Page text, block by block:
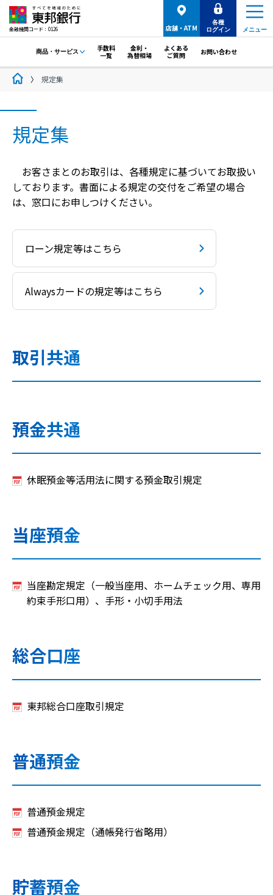
金融機関コード：0126 メニュー
店舗・ATM
各種
ログイン
商品・サービス
手数料
一覧
金利・
為替相場
よくある
ご質問
お問い合わせ
規定集
規定集
お客さまとのお取引は、各種規定に基づいてお取扱い
しております。書面による規定の交付をご希望の場合
は、窓口にお申しつけください。
ローン規定等はこちら
Alwaysカードの規定等はこちら
取引共通
預金共通
休眠預金等活用法に関する預金取引規定
当座預金
当座勘定規定（一般当座用、ホームチェック用、専用
約束手形口用）、手形・小切手用法
総合口座
東邦総合口座取引規定
普通預金
普通預金規定
普通預金規定（通帳発行省略用）
貯蓄預金